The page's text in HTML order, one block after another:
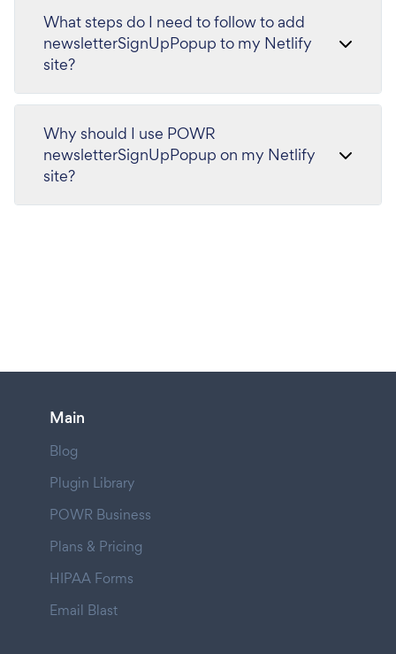
What steps do I need to follow to add
newsletterSignUpPopup to my Netlify
site?
Why should I use POWR
newsletterSignUpPopup on my Netlify
site?
Main
Blog
Plugin Library
POWR Business
Plans & Pricing
HIPAA Forms
Email Blast